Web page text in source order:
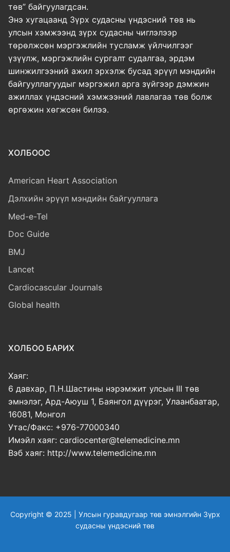
төв” байгуулагдсан.
Энэ хугацаанд Зүрх судасны үндэсний төв нь
улсын хэмжээнд зүрх судасны чиглэлээр
төрөлжсөн мэргэжлийн тусламж үйлчилгээг
үзүүлж, мэргэжлийн сургалт судалгаа, эрдэм
шинжилгээний ажил эрхэлж бусад эрүүл мэндийн
байгууллагуудыг мэргэжил арга зүйгээр дэмжин
ажиллах үндэсний хэмжээний лавлагаа төв болж
өргөжин хөгжсөн билээ.
ХОЛБООС
American Heart Association
Дэлхийн эрүүл мэндийн байгууллага
Med-e-Tel
Doc Guide
BMJ
Lancet
Cardiocascular Journals
Global health
ХОЛБОО БАРИХ
Хаяг:
6 давхар, П.Н.Шастины нэрэмжит улсын III төв
эмнэлэг, Ард-Аюуш 1, Баянгол дүүрэг, Улаанбаатар,
16081, Монгол
Утас/Факс: +976-77000340
Имэйл хаяг: cardiocenter@telemedicine.mn
Вэб хаяг: http://www.telemedicine.mn
Copyright © 2025 | Улсын гуравдугаар төв эмнэлгийн Зүрх
судасны үндэсний төв